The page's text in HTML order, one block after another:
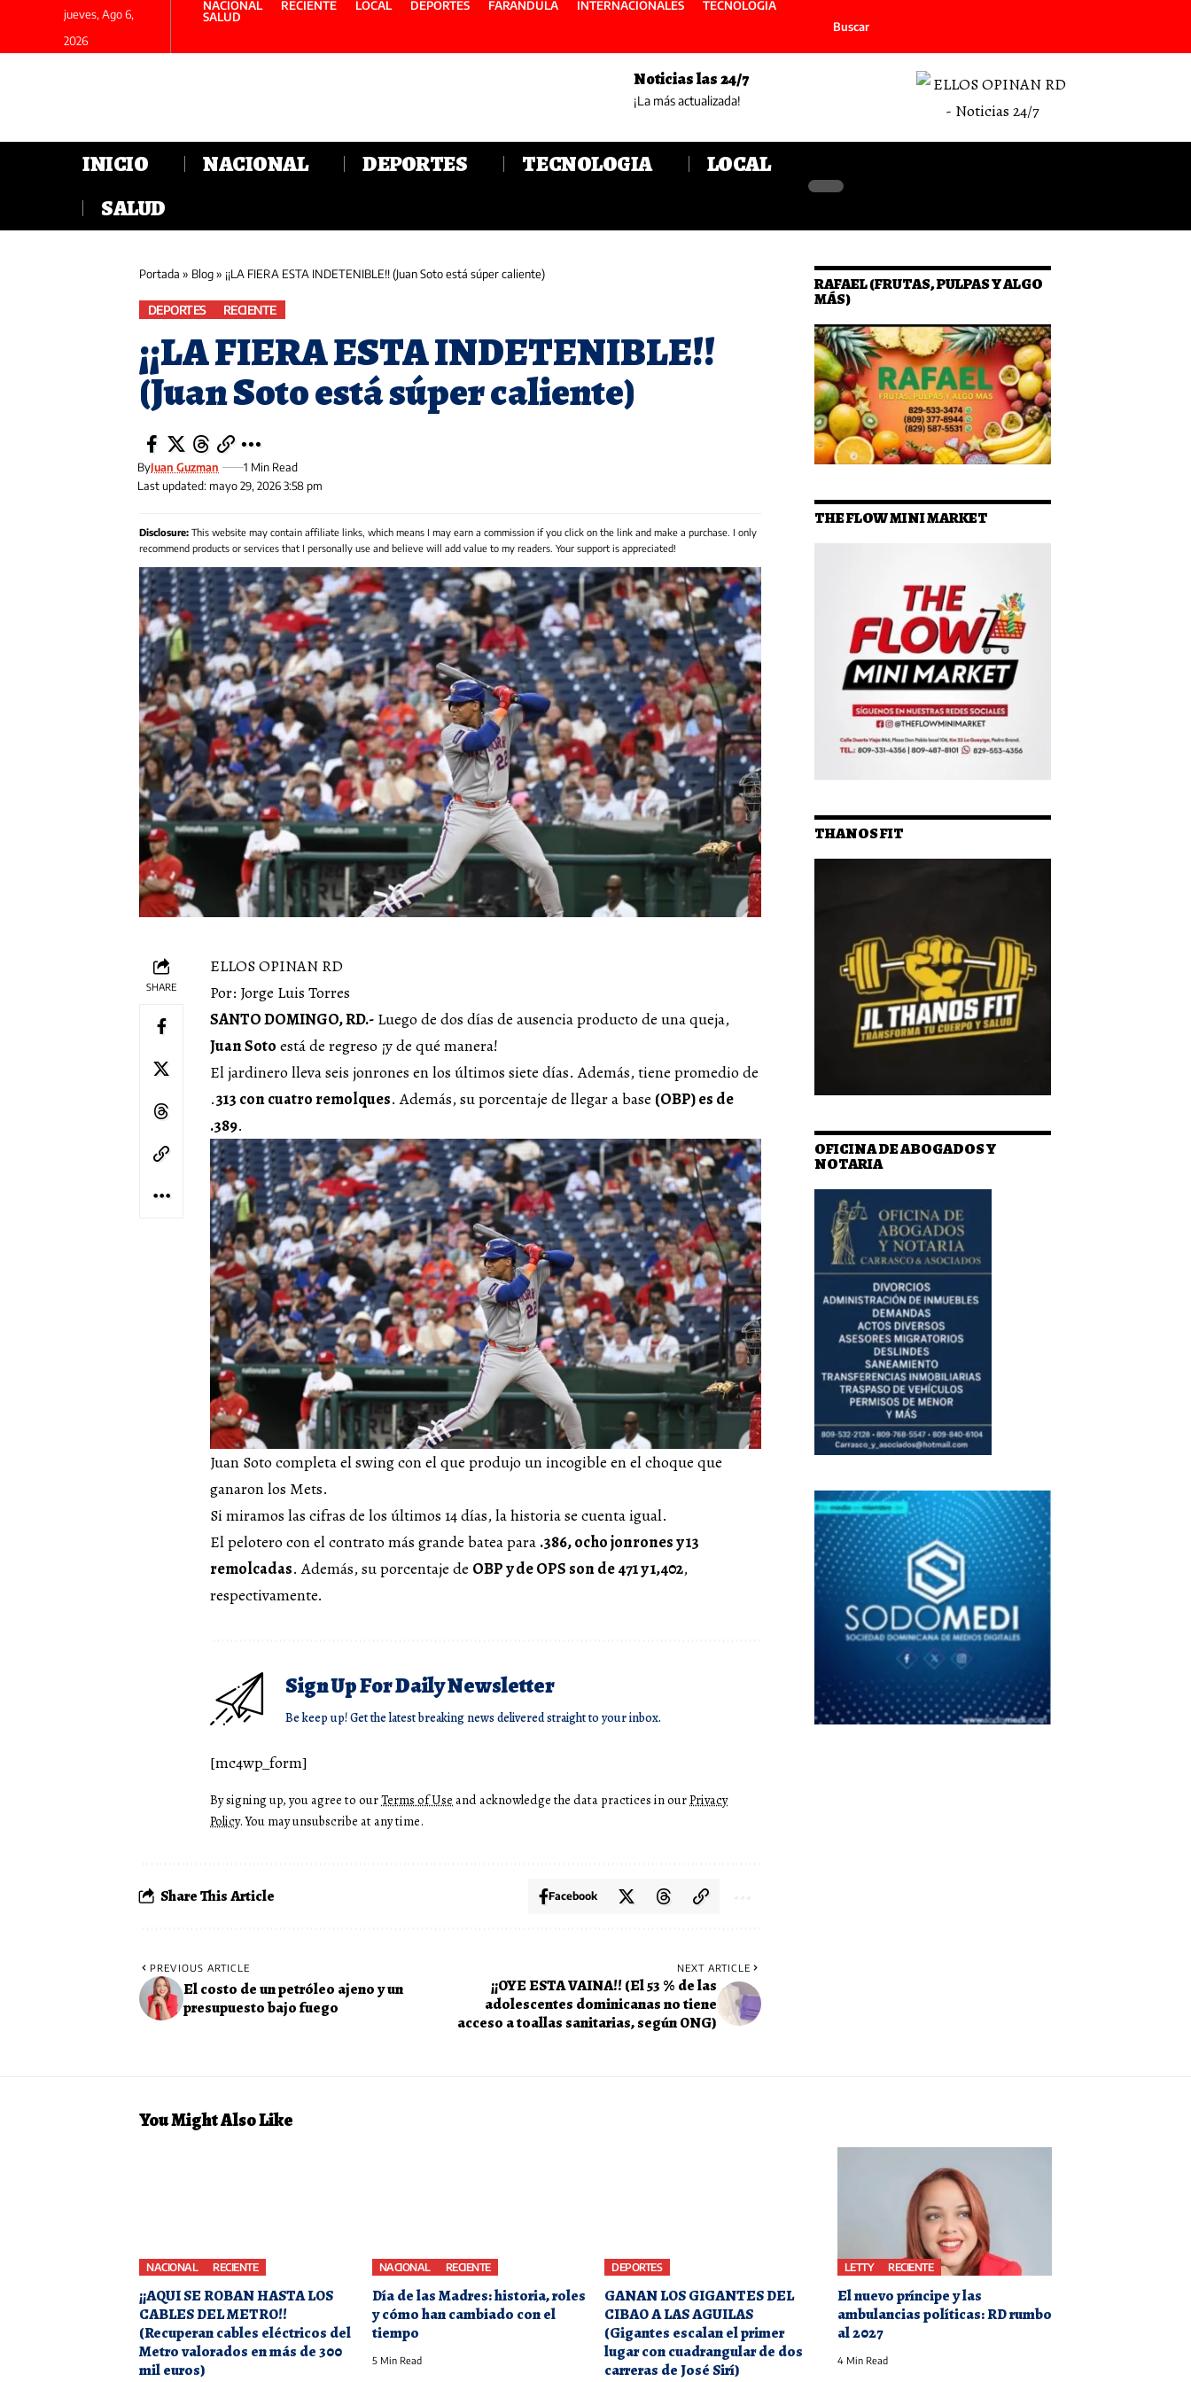
jueves, Ago 6,
2026
NACIONAL RECIENTE LOCAL DEPORTES FARANDULA INTERNACIONALES
TECNOLOGIA
SALUD
Buscar
Noticias las 24/7
¡La más actualizada!
INICIO NACIONAL DEPORTES TECNOLOGIA
LOCAL
SALUD
Portada » Blog» ¡¡LA FIERA ESTA INDETENIBLE!! (Juan Soto está súper caliente)
DEPORTES RECIENTE
¡¡LA FIERA ESTA INDETENIBLE!!
(Juan Soto está súper caliente)
Last updated: mayo 29, 2026 3:58 pm
ByJuan Guzman 1 Min Read
Disclosure: This website may contain affiliate links, which means I may earn a commission if you click on the link and make a purchase. I only
recommend products or services that I personally use and believe will add value to my readers. Your support is appreciated!
SHARE
ELLOS OPINAN RD
Por: Jorge Luis Torres
SANTO DOMINGO, RD.- Luego de dos días de ausencia producto de una queja,
Juan Soto está de regreso ¡y de qué manera!
El jardinero lleva seis jonrones en los últimos siete días. Además, tiene promedio de
.313 con cuatro remolques. Además, su porcentaje de llegar a base (OBP) es de
.389.
Juan Soto completa el swing con el que produjo un incogible en el choque que
ganaron los Mets.
Si miramos las cifras de los últimos 14 días, la historia se cuenta igual.
El pelotero con el contrato más grande batea para .386, ocho jonrones y 13
remolcadas. Además, su porcentaje de OBP y de OPS son de 471 y 1,402,
respectivamente.
Sign Up For Daily Newsletter
Be keep up! Get the latest breaking news delivered straight to your inbox.
[mc4wp_form]
By signing up, you agree to ourTerms of Use and acknowledge the data practices in ourPrivacy
Policy. You may unsubscribe at any time.
Share This Article Facebook
PREVIOUS ARTICLE
El costo de un petróleo ajeno y un
presupuesto bajo fuego
NEXT ARTICLE
¡¡OYE ESTA VAINA!! (El 53 % de las
adolescentes dominicanas no tiene
acceso a toallas sanitarias, según ONG)
RAFAEL (FRUTAS, PULPAS Y ALGO
MÁS)
THE FLOW MINI MARKET
THANOS FIT
OFICINA DE ABOGADOS Y
NOTARIA
You Might Also Like
NACIONAL RECIENTE
¡¡AQUI SE ROBAN HASTA LOS
CABLES DEL METRO!!
(Recuperan cables eléctricos del
Metro valorados en más de 300
mil euros)
NACIONAL RECIENTE
Día de las Madres: historia, roles
y cómo han cambiado con el
tiempo
5 Min Read
DEPORTES
GANAN LOS GIGANTES DEL
CIBAO A LAS AGUILAS
(Gigantes escalan el primer
lugar con cuadrangular de dos
carreras de José Sirí)
LETTY RECIENTE
El nuevo príncipe y las
ambulancias políticas: RD rumbo
al 2027
4 Min Read